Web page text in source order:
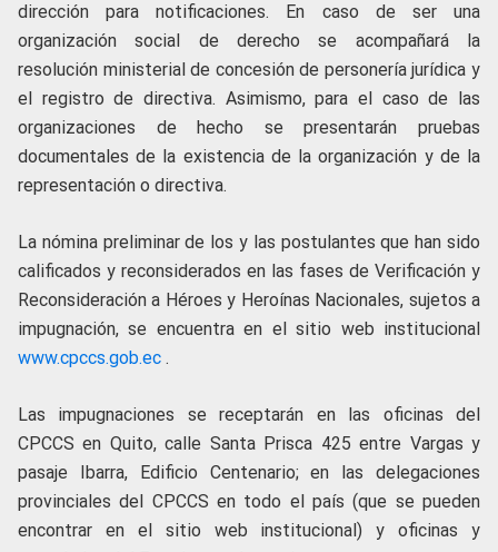
dirección para notificaciones. En caso de ser una
organización social de derecho se acompañará la
resolución ministerial de concesión de personería jurídica y
el registro de directiva. Asimismo, para el caso de las
organizaciones de hecho se presentarán pruebas
documentales de la existencia de la organización y de la
representación o directiva.
La nómina preliminar de los y las postulantes que han sido
calificados y reconsiderados en las fases de Verificación y
Reconsideración a Héroes y Heroínas Nacionales, sujetos a
impugnación, se encuentra en el sitio web institucional
www.cpccs.gob.ec .
Las impugnaciones se receptarán en las oficinas del
CPCCS en Quito, calle Santa Prisca 425 entre Vargas y
pasaje Ibarra, Edificio Centenario; en las delegaciones
provinciales del CPCCS en todo el país (que se pueden
encontrar en el sitio web institucional) y oficinas y